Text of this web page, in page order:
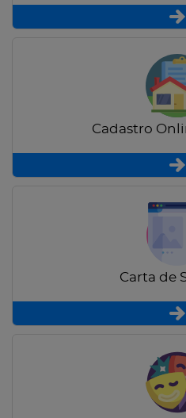
Cadastro
Carta de